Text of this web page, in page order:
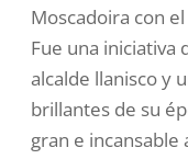
Moscadoira con
Fue una iniciativa
alcalde llanisco y
brillantes de su
gran e incansable